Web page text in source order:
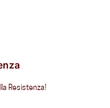
Resistenza!